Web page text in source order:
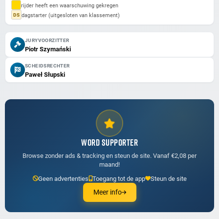
rijder heeft een waarschuwing gekregen
DS dagstarter (uitgesloten van klassement)
JURYVOORZITTER
Piotr Szymański
SCHEIDSRECHTER
Paweł Słupski
WORD SUPPORTER
Browse zonder ads & tracking en steun de site. Vanaf €2,08 per
maand!
Geen advertenties Toegang tot de app Steun de site
Meer info